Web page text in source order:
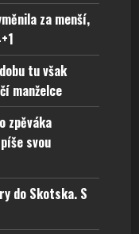
za menší,
tu však
manželce
zpěváka
svou
do Skotska. S